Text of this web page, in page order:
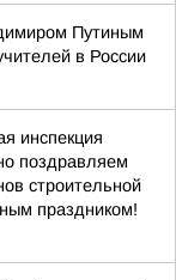
Путиным
в России
инспекция
поздравляем
строительной
праздником!